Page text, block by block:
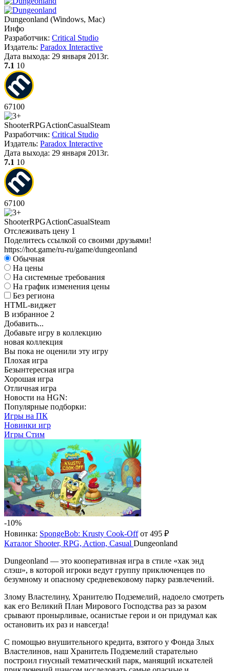
Dungeonland (Windows, Mac)
Инфо
Разработчик: Critical Studio
Издатель: Paradox Interactive
Дата выхода: 29 января 2013г.
7.1 10
67100
ShooterRPGActionCasualSteam
Разработчик: Critical Studio
Издатель: Paradox Interactive
Дата выхода: 29 января 2013г.
7.1 10
67100
ShooterRPGActionCasualSteam
Отслеживать цену 1
Поделитесь ссылкой со своими друзьями!
https://hot.game/ru-ru/game/dungeonland
Обычная
На цены
На системные требования
На график изменения цены
Без региона
HTML-виджет
В избранное 2
Добавить...
Добавьте игру в коллекцию
новая коллекция
Вы пока не оценили эту игру
Плохая игра
Безынтересная игра
Хорошая игра
Отличная игра
Новости на HGN:
Популярные подборки:
Игры на ПК
Новинки игр
Игры Стим
-10%
Новинка: SpongeBob: Krusty Cook-Offот 495 ₽
Каталог Shooter, RPG, Action, Casual Dungeonland
Dungeonland — это кооперативная игра в стиле «хак энд
слэш», в которой игроки ведут группу приключенцев по
безумному и опасному средневековому парку развлечений.
Злому Властелину, Хранителю Подземелий, надоело смотреть
как его Великий План Мирового Господства раз за разом
срывают пронырливые, осанистые герои и он придумал как
остановить их раз и навсегда!
С помощью внушительного кредита, взятого у Фонда Злых
Властелинов, наш Хранитель Подземелий старательно
построил гнусный тематический парк, манящий искателей